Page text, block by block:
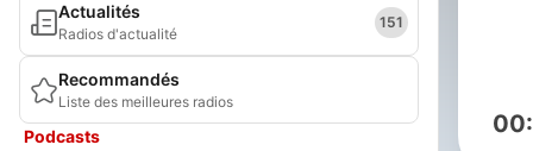
Actualités
Radios d'actualité
151
Recommandés
Liste des meilleures radios
Podcasts